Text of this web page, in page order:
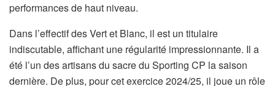
performances de haut niveau.
Dans l’effectif des Vert et Blanc, il est un titulaire
indiscutable, affichant une régularité impressionnante. Il a
été l’un des artisans du sacre du Sporting CP la saison
dernière. De plus, pour cet exercice 2024/25, il joue un rôle